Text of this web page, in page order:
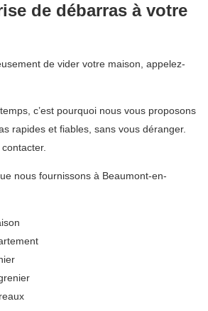
de débarras à votre
de vider votre maison, appelez-
c’est pourquoi nous vous proposons
rapides et fiables, sans vous déranger.
nous fournissons à Beaumont-en-